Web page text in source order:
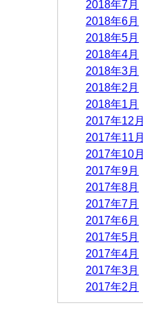
2018年7月
2018年6月
2018年5月
2018年4月
2018年3月
2018年2月
2018年1月
2017年12月
2017年11月
2017年10月
2017年9月
2017年8月
2017年7月
2017年6月
2017年5月
2017年4月
2017年3月
2017年2月